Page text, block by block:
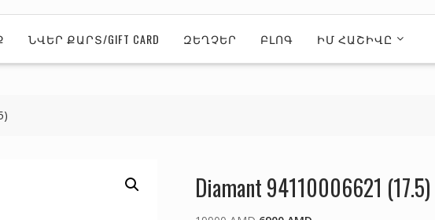
ՆՎԵՐ ՔԱՐՏ/GIFT CARD ԶԵՂՉԵՐ ԲԼՈԳ ԻՄ ՀԱՇԻՎԸ
Diamant 94110006621 (17.5)